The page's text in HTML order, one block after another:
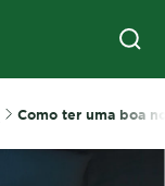
Como ter uma boa